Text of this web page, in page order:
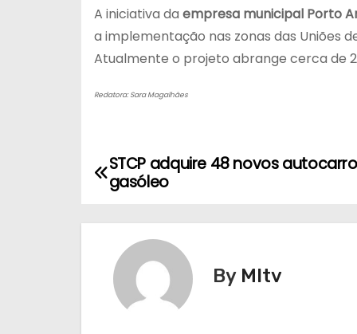
A iniciativa da empresa municipal Porto
a implementação nas zonas das Uniões
Atualmente o projeto abrange cerca de
Redatora: Sara Magalhães
NSTCP adquire 48 novos
gasóleo
By MItv